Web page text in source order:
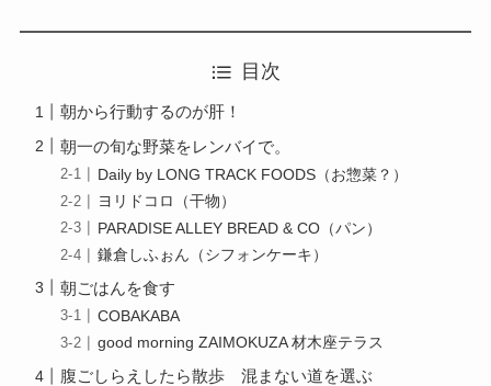
目次
朝から行動するのが肝！
朝一の旬な野菜をレンバイで。
Daily by LONG TRACK FOODS（お惣菜？）
ヨリドコロ（干物）
PARADISE ALLEY BREAD & CO（パン）
鎌倉しふぉん（シフォンケーキ）
朝ごはんを食す
COBAKABA
good morning ZAIMOKUZA 材木座テラス
腹ごしらえしたら散歩 混まない道を選ぶ